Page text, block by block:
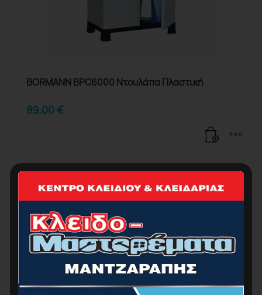
BORMANN BPC6000 Ντουλάπα Πλαστική
89.00€